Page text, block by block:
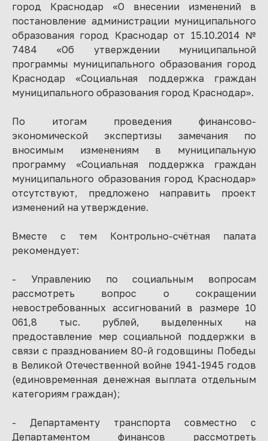
город Краснодар «О внесении изменений в
постановление администрации муниципального
образования город Краснодар от 15.10.2014 №
7484 «Об утверждении муниципальной
программы муниципального образования город
Краснодар «Социальная поддержка граждан
муниципального образования город Краснодар».
По итогам проведения финансово-
экономической экспертизы замечания по
вносимым изменениям в муниципальную
программу «Социальная поддержка граждан
муниципального образования город Краснодар»
отсутствуют, предложено направить проект
изменений на утверждение.
Вместе с тем Контрольно-счётная палата
рекомендует:
- Управлению по социальным вопросам
рассмотреть вопрос о сокращении
невостребованных ассигнований в размере 10
061,8 тыс. рублей, выделенных на
предоставление мер социальной поддержки в
связи с празднованием 80-й годовщины Победы
в Великой Отечественной войне 1941-1945 годов
(единовременная денежная выплата отдельным
категориям граждан);
- Департаменту транспорта совместно с
Департаментом финансов рассмотреть